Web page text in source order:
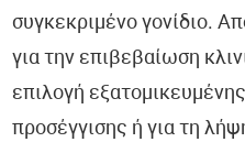
συγκεκριμένο γονίδιο.
για την επιβεβαίωση
επιλογή
προσέγγισης ή για τη